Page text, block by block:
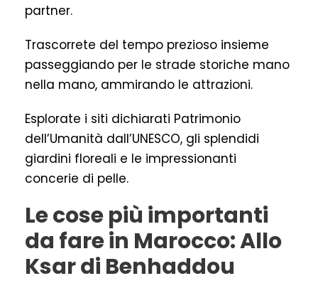
partner.
Trascorrete del tempo prezioso insieme
passeggiando per le strade storiche mano
nella mano, ammirando le attrazioni.
Esplorate i siti dichiarati Patrimonio
dell’Umanità dall’UNESCO, gli splendidi
giardini floreali e le impressionanti
concerie di pelle.
Le cose più importanti
da fare in Marocco: Allo
Ksar di Benhaddou